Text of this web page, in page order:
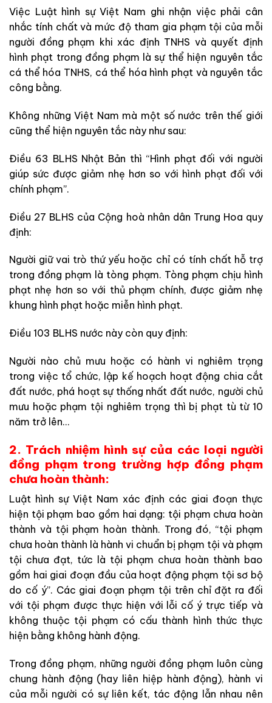
Việc Luật hình sự Việt Nam ghi nhận việc phải cân
nhắc tính chất và mức độ tham gia phạm tội của mỗi
người đồng phạm khi xác định TNHS và quyết định
hình phạt trong đồng phạm là sự thể hiện nguyên tắc
cá thể hóa TNHS, cá thể hóa hình phạt và nguyên tắc
công bằng.
Không những Việt Nam mà một số nước trên thế giới
cũng thể hiện nguyên tắc này như sau:
Điều 63 BLHS Nhật Bản thì “Hình phạt đối với người
giúp sức được giảm nhẹ hơn so với hình phạt đối với
chính phạm”.
Điều 27 BLHS của Cộng hoà nhân dân Trung Hoa quy
định:
Người giữ vai trò thứ yếu hoặc chỉ có tính chất hỗ trợ
trong đồng phạm là tòng phạm. Tòng phạm chịu hình
phạt nhẹ hơn so với thủ phạm chính, được giảm nhẹ
khung hình phạt hoặc miễn hình phạt.
Điều 103 BLHS nước này còn quy định:
Người nào chủ mưu hoặc có hành vi nghiêm trọng
trong việc tổ chức, lập kế hoạch hoạt động chia cắt
đất nước, phá hoạt sự thống nhất đất nước, người chủ
mưu hoặc phạm tội nghiêm trọng thì bị phạt tù từ 10
năm trở lên…
2. Trách nhiệm hình sự của các loại người
đồng phạm trong trường hợp đồng phạm
chưa hoàn thành:
Luật hình sự Việt Nam xác định các giai đoạn thực
hiện tội phạm bao gồm hai dạng: tội phạm chưa hoàn
thành và tội phạm hoàn thành. Trong đó, “tội phạm
chưa hoàn thành là hành vi chuẩn bị phạm tội và phạm
tội chưa đạt, tức là tội phạm chưa hoàn thành bao
gồm hai giai đoạn đầu của hoạt động phạm tội sơ bộ
do cố ý”. Các giai đoạn phạm tội trên chỉ đặt ra đối
với tội phạm được thực hiện với lỗi cố ý trực tiếp và
không thuộc tội phạm có cấu thành hình thức thực
hiện bằng không hành động.
Trong đồng phạm, những người đồng phạm luôn cùng
chung hành động (hay liên hiệp hành động), hành vi
của mỗi người có sự liên kết, tác động lẫn nhau nên